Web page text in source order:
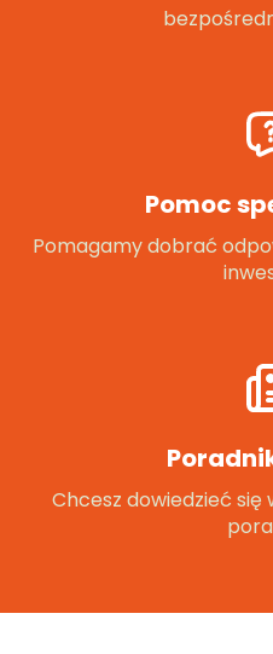
Pomoc
Pomagamy dobrać
Chcesz dowiedzieć się